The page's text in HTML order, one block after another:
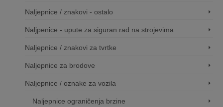
Naljepnice / znakovi - ostalo
Naljpenice - upute za siguran rad na strojevima
Naljepnice / znakovi za tvrtke
Naljepnice za brodove
Naljepnice / oznake za vozila
Naljepnice ograničenja brzine